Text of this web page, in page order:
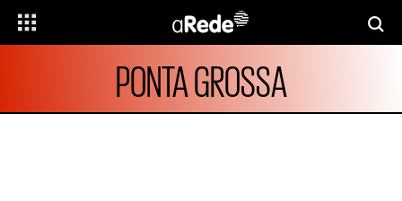
PONTA GROSSA